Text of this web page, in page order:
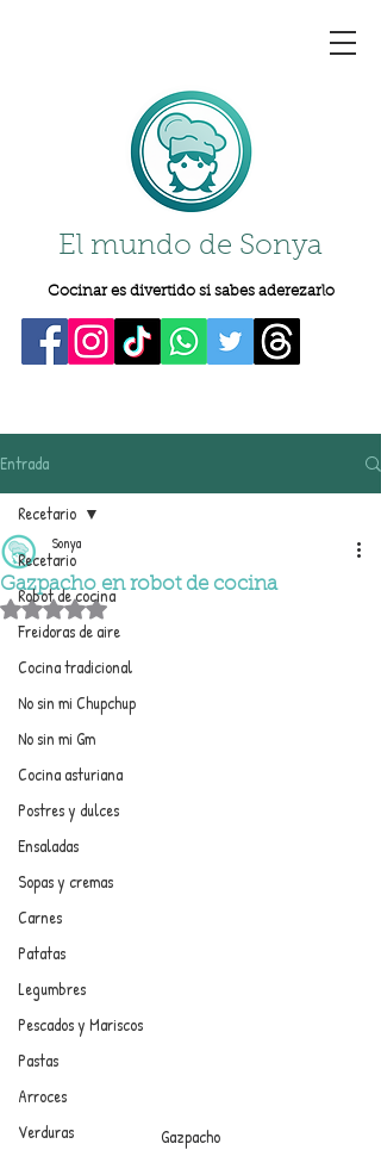
El mundo de Sonya
Cocinar es divertido si sabes aderezarlo
Entrada
Recetario
Robot de cocina
Freidoras de aire
Cocina tradicional
No sin mi Chupchup
No sin mi Gm
Cocina asturiana
Postres y dulces
Ensaladas
Sopas y cremas
Carnes
Patatas
Legumbres
Pescados y Mariscos
Pastas
Arroces
Verduras
Recetario
Gazpacho en robot de cocina
Sonya
Obtuvo NaN de 5 estrellas.
Gazpacho